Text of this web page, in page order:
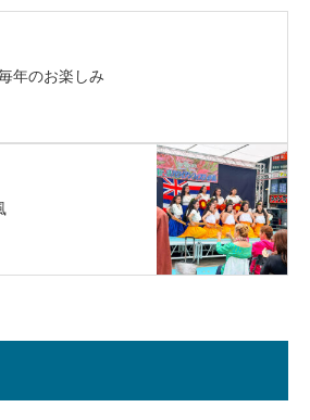
年のお楽しみ